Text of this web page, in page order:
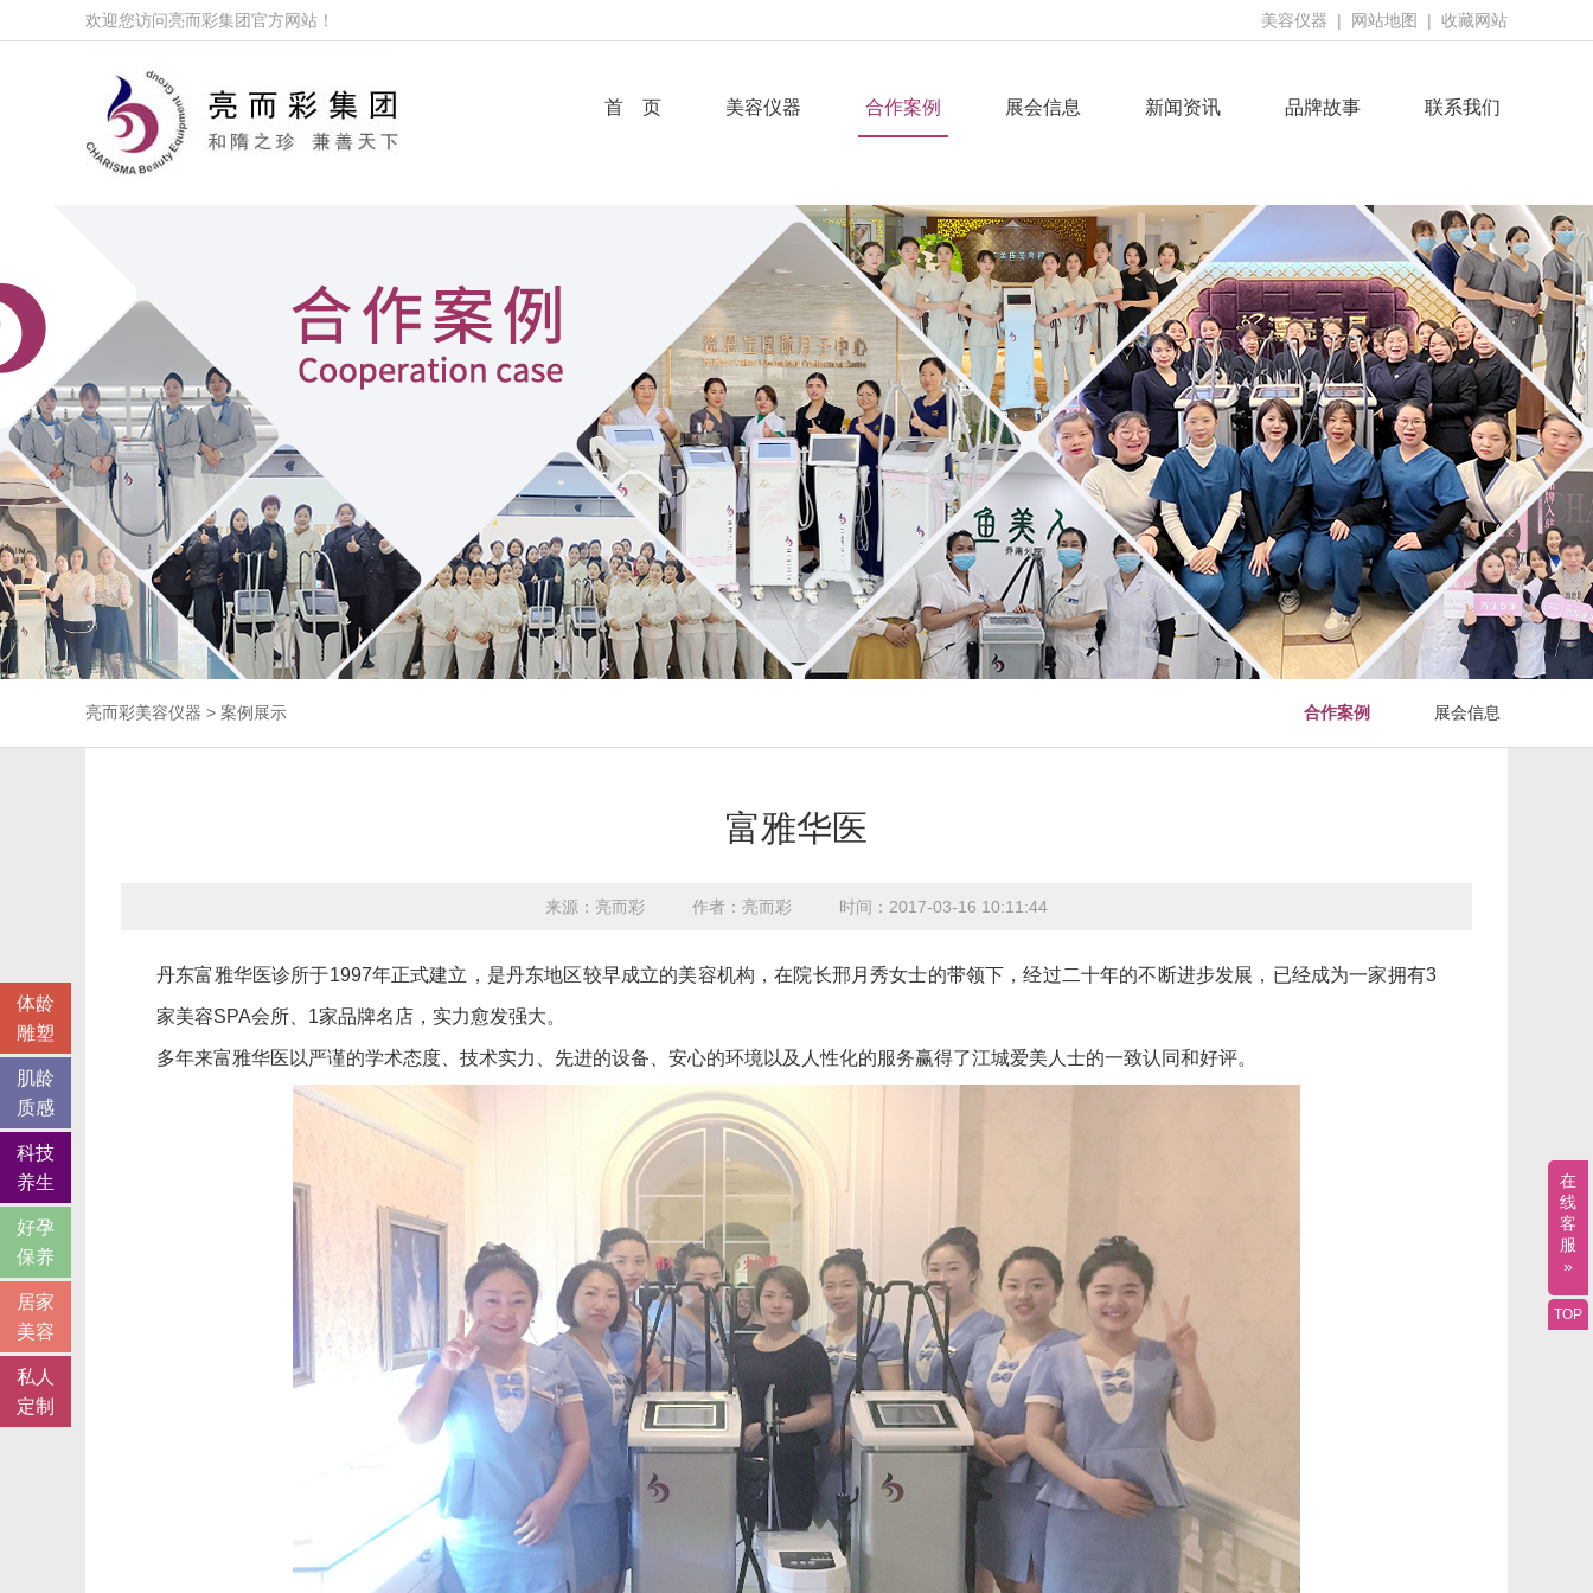
欢迎您访问亮而彩集团官方网站！ 美容仪器 | 网站地图 | 收藏网站
首 页 美容仪器 合作案例 展会信息 新闻资讯 品牌故事 联系我们
亮而彩美容仪器 > 案例展示 合作案例 展会信息
富雅华医
来源：亮而彩 作者：亮而彩 时间：2017-03-16 10:11:44
丹东富雅华医诊所于1997年正式建立，是丹东地区较早成立的美容机构，在院长邢月秀女士的带领下，经过二十年的不断进步发展，已经成为一家拥有3
家美容SPA会所、1家品牌名店，实力愈发强大。
多年来富雅华医以严谨的学术态度、技术实力、先进的设备、安心的环境以及人性化的服务赢得了江城爱美人士的一致认同和好评。
体龄
雕塑
肌龄
质感
科技
养生
好孕
保养
居家
美容
私人
定制
在
线
客
服
»
TOP